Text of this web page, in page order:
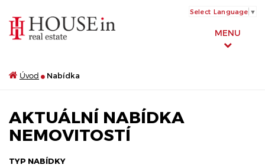
MENU
Select Language ▼
Úvod Nabídka
AKTUÁLNÍ NABÍDKA
NEMOVITOSTÍ
TYP NABÍDKY